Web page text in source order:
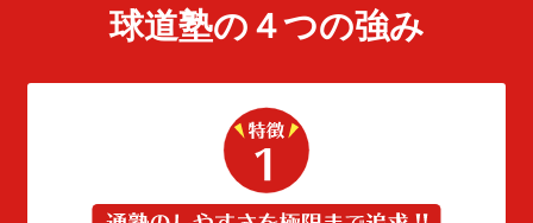
球道塾の４つの強み